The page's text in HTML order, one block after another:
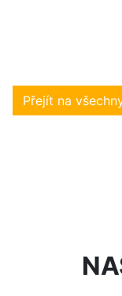
Přejít na